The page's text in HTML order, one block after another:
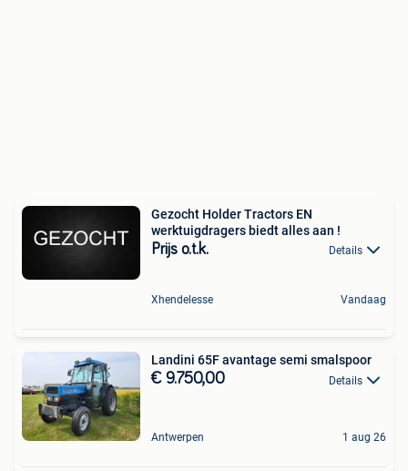
Gezocht Holder Tractors EN
werktuigdragers biedt alles aan !
Prijs o.t.k. Details
Xhendelesse Vandaag
Landini 65F avantage semi smalspoor
€ 9.750,00 Details
Antwerpen 1 aug 26